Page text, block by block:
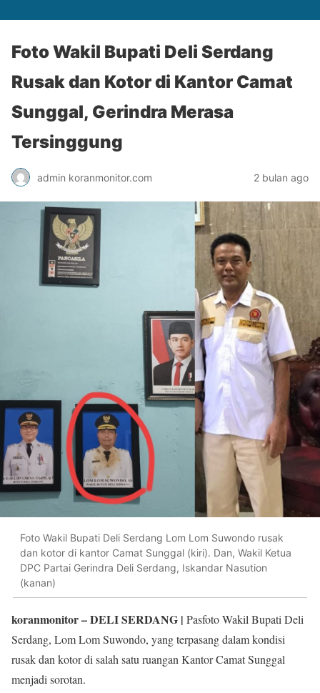
Foto Wakil Bupati Deli Serdang
Rusak dan Kotor di Kantor Camat
Sunggal, Gerindra Merasa
Tersinggung
admin koranmonitor.com 2 bulan ago
Foto Wakil Bupati Deli Serdang Lom Lom Suwondo rusak
dan kotor di kantor Camat Sunggal (kiri). Dan, Wakil Ketua
DPC Partai Gerindra Deli Serdang, Iskandar Nasution
(kanan)
koranmonitor– DELI SERDANG | Pasfoto Wakil Bupati Deli
Serdang, Lom Lom Suwondo, yang terpasang dalam kondisi
rusak dan kotor di salah satu ruangan Kantor Camat Sunggal
menjadi sorotan.